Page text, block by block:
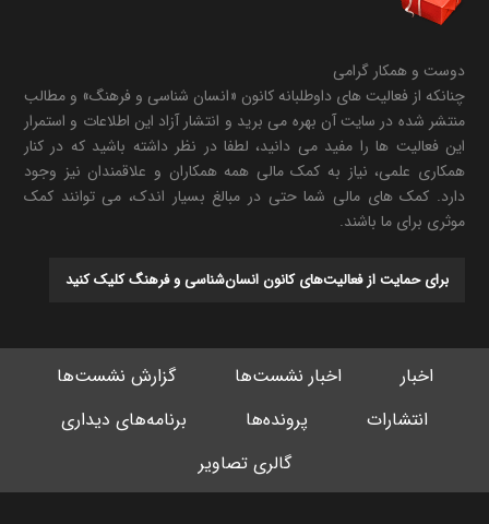
دوست و همکار گرامی
چنانکه از فعالیت های داوطلبانه کانون «انسان شناسی و فرهنگ» و مطالب
منتشر شده در سایت آن بهره می برید و انتشار آزاد این اطلاعات و استمرار
این فعالیت ها را مفید می دانید، لطفا در نظر داشته باشید که در کنار
همکاری علمی، نیاز به کمک مالی همه همکاران و علاقمندان نیز وجود
دارد. کمک های مالی شما حتی در مبالغ بسیار اندک، می توانند کمک
موثری برای ما باشند.
برای حمایت از فعالیت‌های کانون انسان‌شناسی و فرهنگ کلیک کنید
اخبار اخبار نشست‌ها
گزارش نشست‌ها
انتشارات
پرونده‌ها
برنامه‌های دیداری
گالری تصاویر